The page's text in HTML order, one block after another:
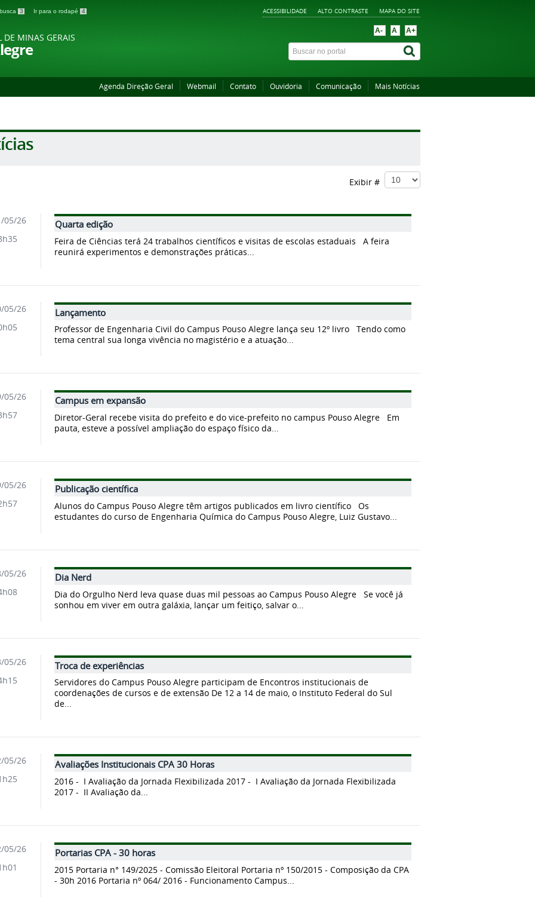
3 Ir para o rodapé 4 ACESSIBILIDADE ALTO CONTRASTE MAPA DO SITE
DE MINAS GERAIS
A- A A+
Agenda Direção Geral Webmail Contato Ouvidoria Comunicação Mais Notícias
Exibir #
Quarta edição
Feira de Ciências terá 24 trabalhos científicos e visitas de escolas estaduais A feira
reunirá experimentos e demonstrações práticas...
05/26
Lançamento
Professor de Engenharia Civil do Campus Pouso Alegre lança seu 12º livro Tendo como
tema central sua longa vivência no magistério e a atuação...
05/26
Campus em expansão
Diretor-Geral recebe visita do prefeito e do vice-prefeito no campus Pouso Alegre Em
pauta, esteve a possível ampliação do espaço físico da...
05/26
Publicação científica
Alunos do Campus Pouso Alegre têm artigos publicados em livro científico Os
estudantes do curso de Engenharia Química do Campus Pouso Alegre, Luiz Gustavo...
05/26
Dia Nerd
Dia do Orgulho Nerd leva quase duas mil pessoas ao Campus Pouso Alegre Se você já
sonhou em viver em outra galáxia, lançar um feitiço, salvar o...
05/26
Troca de experiências
Servidores do Campus Pouso Alegre participam de Encontros institucionais de
coordenações de cursos e de extensão De 12 a 14 de maio, o Instituto Federal do Sul
de...
05/26
Avaliações Institucionais CPA 30 Horas
2016 - I Avaliação da Jornada Flexibilizada 2017 - I Avaliação da Jornada Flexibilizada
2017 - II Avaliação da...
05/26
Portarias CPA - 30 horas
2015 Portaria n° 149/2025 - Comissão Eleitoral Portaria nº 150/2015 - Composição da CPA
- 30h 2016 Portaria nº 064/ 2016 - Funcionamento Campus...
05/26